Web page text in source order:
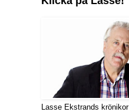
Lasse Ekstrands krönikor